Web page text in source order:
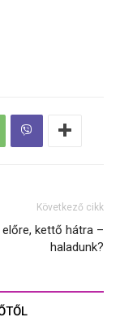
Következő cikk
előre, kettő hátra –
haladunk?